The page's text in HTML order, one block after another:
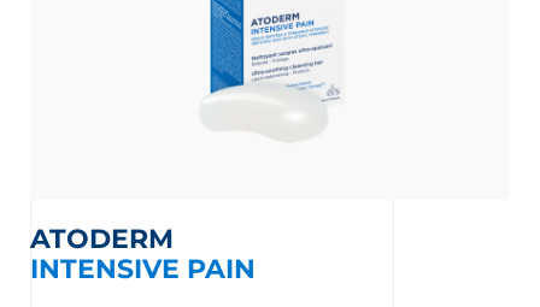
ATODERM
INTENSIVE PAIN